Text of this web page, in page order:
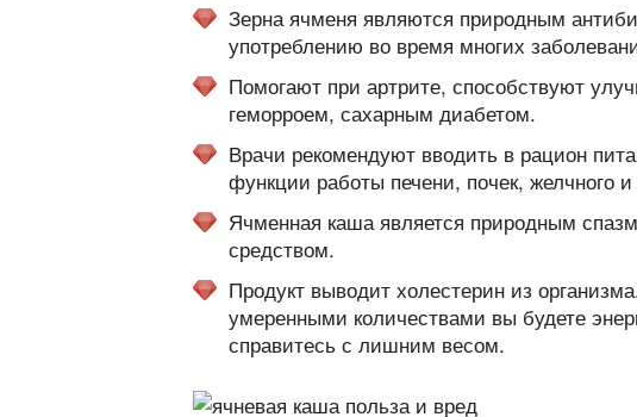
Зерна ячменя являются природным
употреблению во время многих
Помогают при артрите, способствуют
геморроем, сахарным диабетом.
Врачи рекомендуют вводить в рацион
функции работы печени, почек, желчного
Ячменная каша является природным
средством.
Продукт выводит холестерин из
умеренными количествами вы будете
справитесь с лишним весом.